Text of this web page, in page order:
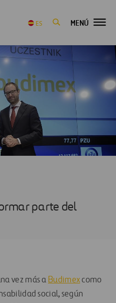
ES MENÚ
parte del
vez más a Budimex como
social, según